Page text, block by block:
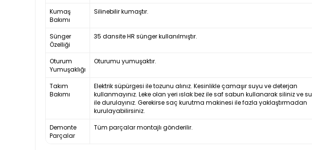
Kumaş
Bakımı
Silinebilir kumaştır.
Sünger
Özelliği
35 dansite HR sünger kullanılmıştır.
Oturum
Yumuşaklığı
Oturumu yumuşaktır.
Takım
Bakımı
Elektrik süpürgesi ile tozunu alınız. Kesinlikle çamaşır suyu ve deterjan
kullanmayınız. Leke olan yeri ıslak bez ile saf sabun kullanarak siliniz ve su
ile durulayınız. Gerekirse saç kurutma makinesi ile fazla yaklaştırmadan
kurulayabilirsiniz.
Demonte
Parçalar
Tüm parçalar montajlı gönderilir.